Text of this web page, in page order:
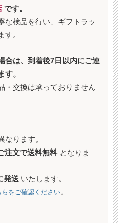
です。
な検品を行い、ギフトラッ
す。
合は、到着後7日以内にご連
す。
・交換は承っておりません
なります。
注文で送料無料 となりま
発送 いたします。
らをご確認ください。